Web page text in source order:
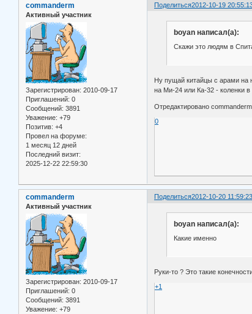
Поделиться2012-10-19
commanderm
Активный участник
Зарегистрирован: 2010-09-17
Приглашений: 0
Сообщений: 3891
Уважение: +79
Позитив: +4
Провел на форуме:
1 месяц 12 дней
Последний визит:
2025-12-22 22:59:30
boyan написал(а):
Скажи это людям в
Ну пущай китайцы с арами на
на Ми-24 или Ка-32 - коленки
Отредактировано
0
Поделиться2012-10-20 11:59:23
commanderm
Активный участник
Зарегистрирован: 2010-09-17
Приглашений: 0
Сообщений: 3891
Уважение: +79
boyan написал(а):
Какие именно
Руки-то ? Это такие
+1